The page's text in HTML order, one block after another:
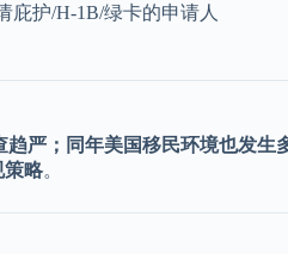
庇护/H-1B/绿卡的申请人
严；同年美国移民环境也发
策略。